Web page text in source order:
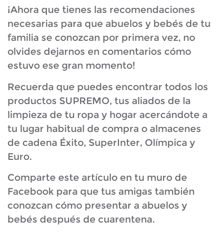
¡Ahora que tienes las recomendaciones
necesarias para que abuelos y bebés de tu
familia se conozcan por primera vez, no
olvides dejarnos en comentarios cómo
estuvo ese gran momento!
Recuerda que puedes encontrar todos los
productos SUPREMO, tus aliados de la
limpieza de tu ropa y hogar acercándote a
tu lugar habitual de compra o almacenes
de cadena Éxito, SuperInter, Olímpica y
Euro.
Comparte este artículo en tu muro de
Facebook para que tus amigas también
conozcan cómo presentar a abuelos y
bebés después de cuarentena.